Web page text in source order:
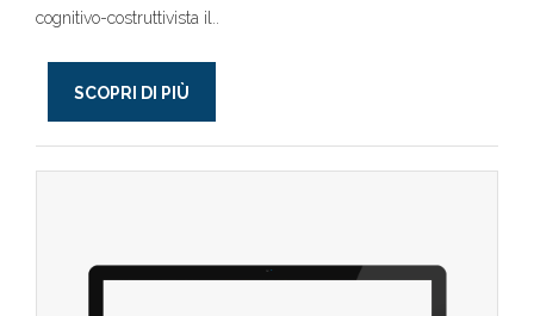
cognitivo-costruttivista il..
SCOPRI DI PIÙ